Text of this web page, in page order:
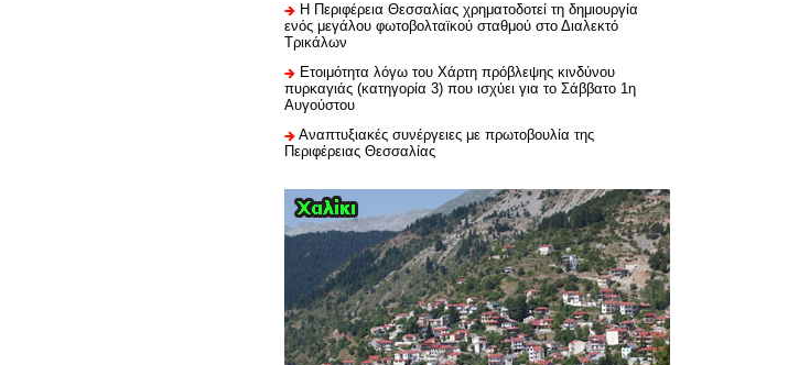
H Περιφέρεια Θεσσαλίας χρηματοδοτεί τη δημιουργία
ενός μεγάλου φωτοβολταϊκού σταθμού στο Διαλεκτό
Τρικάλων
Ετοιμότητα λόγω του Χάρτη πρόβλεψης κινδύνου
πυρκαγιάς (κατηγορία 3) που ισχύει για το Σάββατο 1η
Αυγούστου
Αναπτυξιακές συνέργειες με πρωτοβουλία της
Περιφέρειας Θεσσαλίας